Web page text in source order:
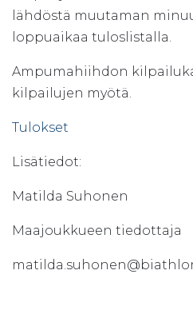
lähdöstä muutaman
loppuaikaa tuloslistalla.
Ampumahiihdon
kilpailujen myötä.
Tulokset
Lisätiedot:
Matilda Suhonen
Maajoukkueen tiedottaja